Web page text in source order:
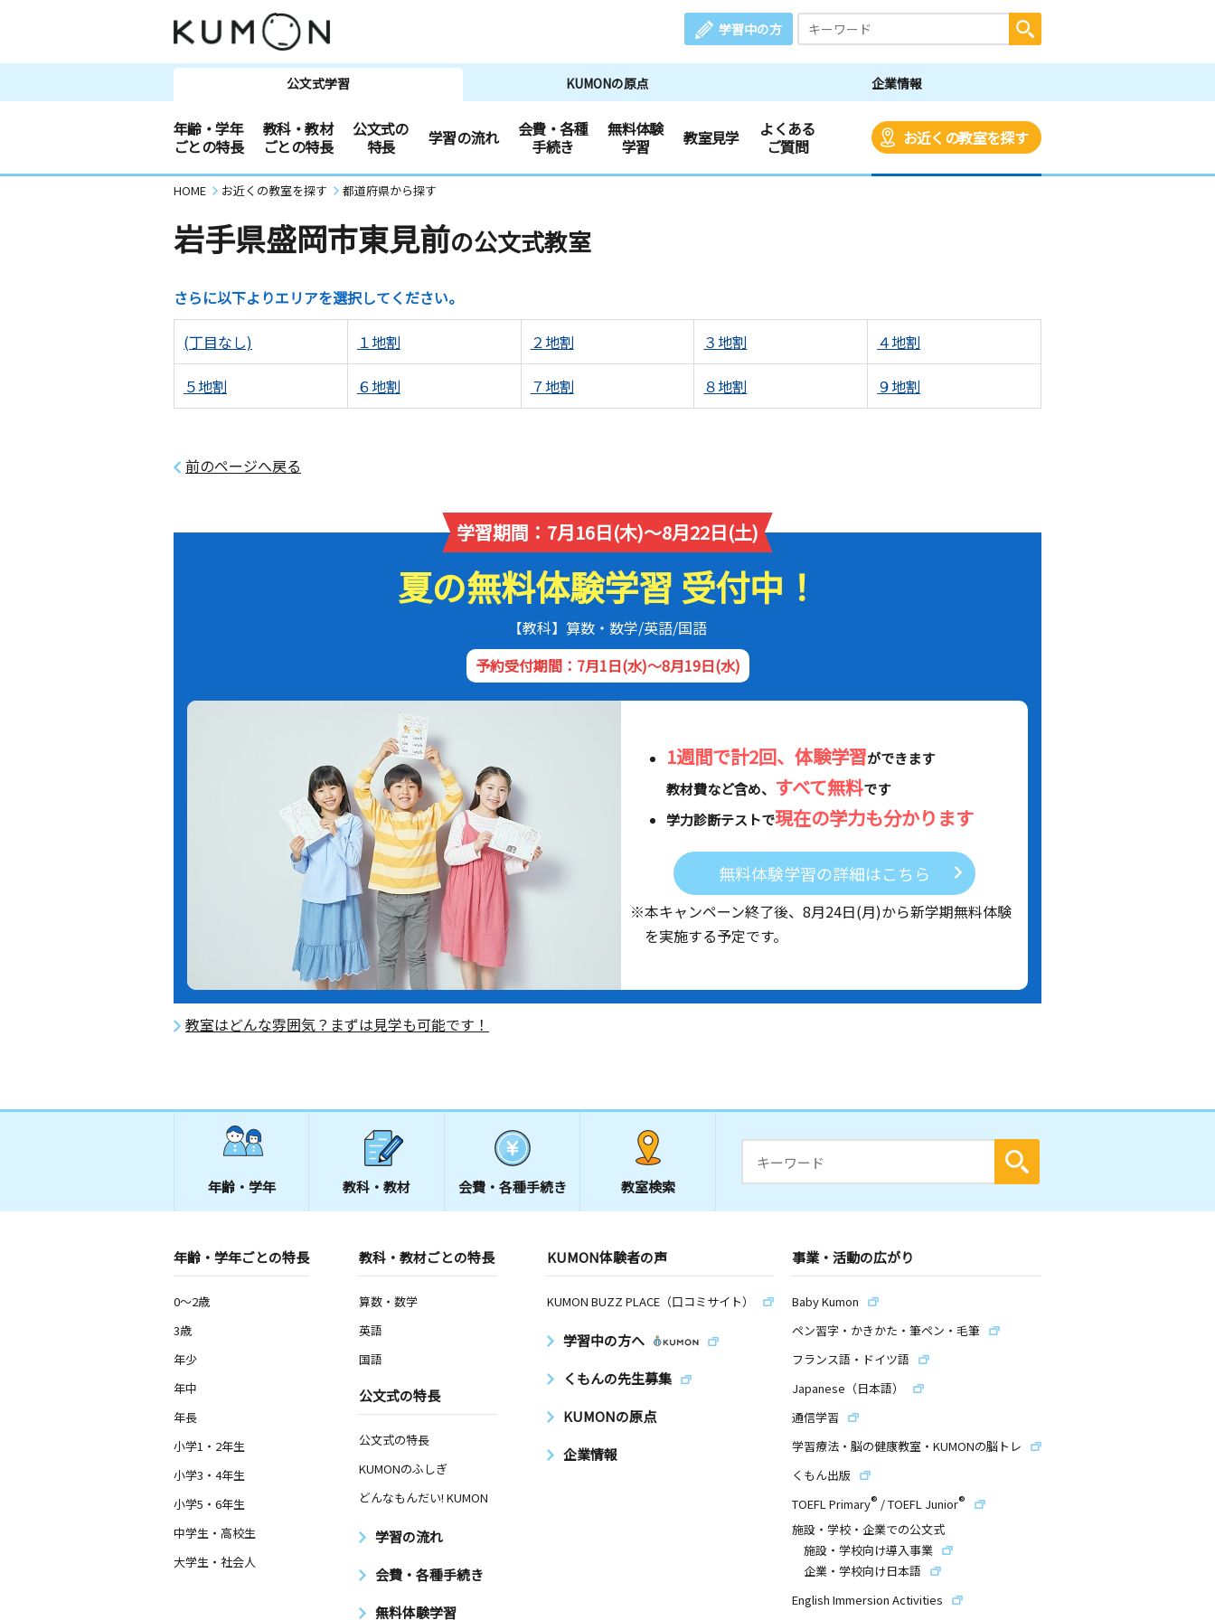
学習中の方
公文式学習 KUMONの原点 企業情報
年齢・学年
ごとの特長
教科・教材
ごとの特長
公文式の
特長
学習の流れ
会費・各種
手続き
無料体験
学習
教室見学
よくある
ご質問
お近くの教室を探す
HOME お近くの教室を探す 都道府県から探す
岩手県盛岡市東見前の公文式教室
さらに以下よりエリアを選択してください。
(丁目なし) １地割 ２地割 ３地割 ４地割
５地割 ６地割 ７地割 ８地割 ９地割
前のページへ戻る
学習期間：7月16日(木)～8月22日(土)
夏の無料体験学習 受付中！
【教科】算数・数学/英語/国語
予約受付期間：7月1日(水)～8月19日(水)
1週間で計2回、体験学習ができます
教材費など含め、 すべて無料です
学力診断テストで現在の学力も分かります
無料体験学習の詳細はこちら
※本キャンペーン終了後、 8月24日(月)から新学期無料体験
を実施する予定です。
教室はどんな雰囲気？まずは見学も可能です！
年齢・学年 教科・教材 会費・ 各種手続き 教室検索
年齢・学年ごとの特長
0～2歳
3歳
年少
年中
年長
小学1・2年生
小学3・4年生
小学5・6年生
中学生・高校生
大学生・社会人
教科・教材ごとの特長
算数・数学
英語
国語
公文式の特長
公文式の特長
KUMONのふしぎ
どんなもんだい! KUMON
学習の流れ
会費・各種手続き
無料体験学習
KUMON体験者の声
KUMON BUZZ PLACE（口コミサイト）
学習中の方へ
くもんの先生募集
KUMONの原点
企業情報
事業・活動の広がり
Baby Kumon
ペン習字・かきかた・筆ペン・毛筆
フランス語・ドイツ語
Japanese（日本語）
通信学習
学習療法・脳の健康教室・KUMONの脳トレ
くもん出版
TOEFL Primary® /TOEFL Junior®
施設・学校・企業での公文式
施設・学校向け導入事業
企業・学校向け日本語
English Immersion Activities